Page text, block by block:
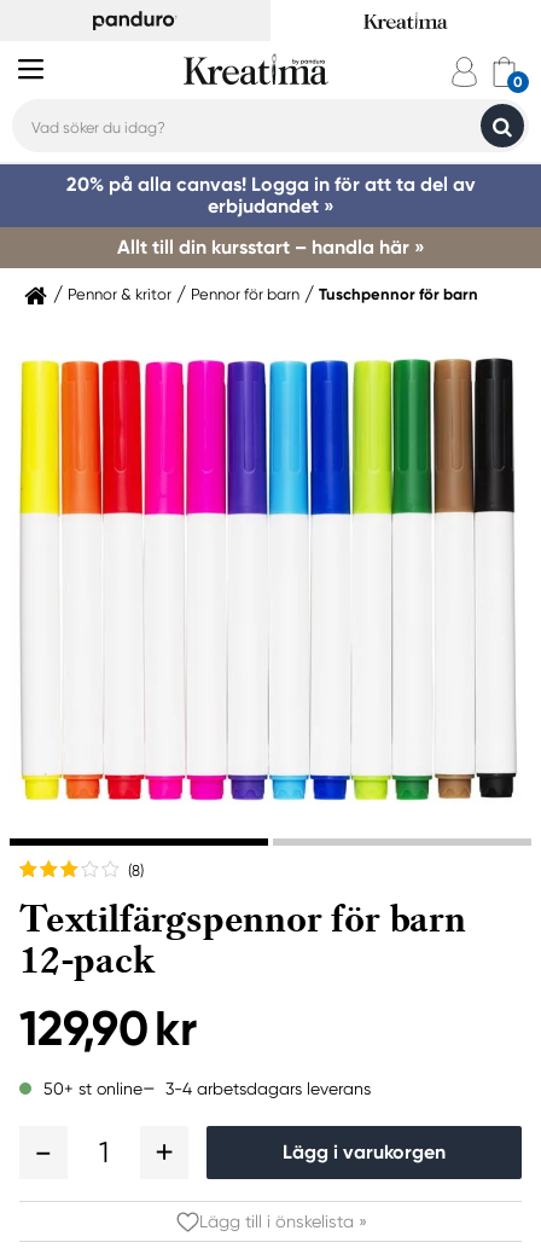
20% på alla canvas! Logga in för att ta del av
erbjudandet »
Allt till din kursstart – handla här »
Pennor & kritor Pennor för barn Tuschpennor för barn
(8)
Textilfärgspennor för barn
12-pack
129,90 kr
50+ st online 3-4 arbetsdagars leverans
1 Lägg i varukorgen
Lägg till i önskelista »